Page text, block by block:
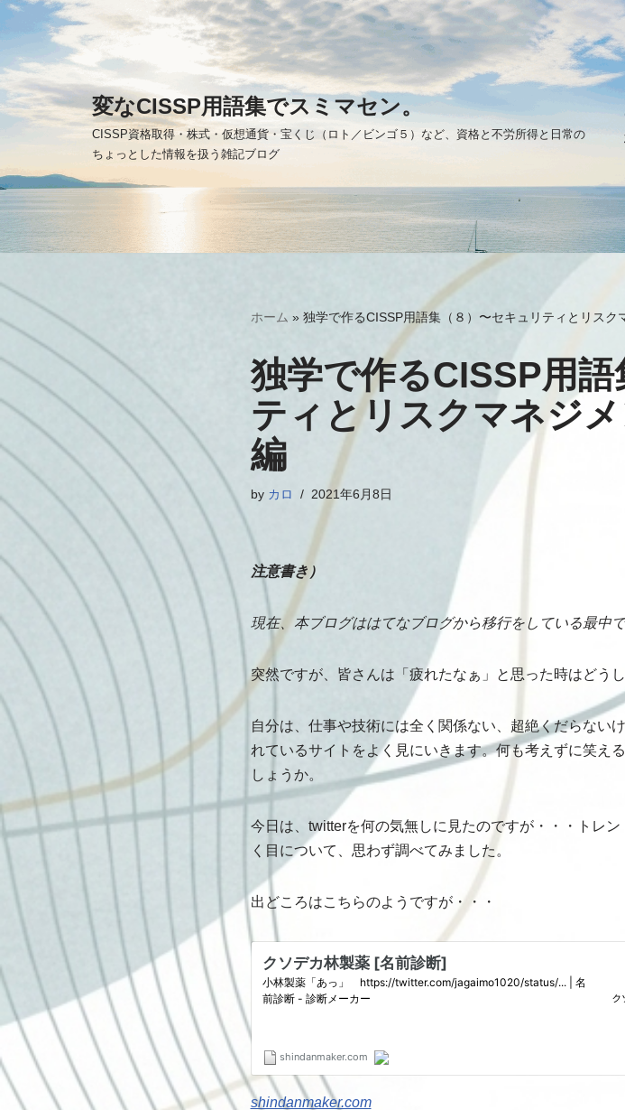
ン
テ
へ
ス
キ
ッ
変なCISSP用語集でスミマセン。
CISSP資格取得・株式・仮想通貨・宝くじ（ロト／ビンゴ５）など、資格と不労所得と日常の
ちょっとした情報を扱う雑記ブログ
ホーム » 独学で作るCISSP用語集（８）〜セキュリティとリスク
独学で作るCISSP用
ティとリスクマネジメ
編
by カロ 2021年6月8日
注意書き）
現在、本ブログははてなブログから移行をしている最中
突然ですが、皆さんは「疲れたなぁ」と思った時はどう
自分は、仕事や技術には全く関係ない、超絶くだらない
れているサイトをよく見にいきます。何も考えずに笑え
しょうか。
今日は、twitterを何の気無しに見たのですが・・・トレ
く目について、思わず調べてみました。
出どころはこちらのようですが・・・
shindanmaker.com